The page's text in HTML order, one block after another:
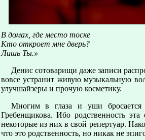
В домах, где место тоске
Кто откроет мне дверь?
Лишь Ты.»
Денис сотоварищи даже записи
вовсе устранит живую музыкальную
улучшайзеры и прочую косметику.
Многим в глаза и уши бросается
Гребенщикова. Ибо родственность
некоторые из них в свой репертуар.
что это родственность, но